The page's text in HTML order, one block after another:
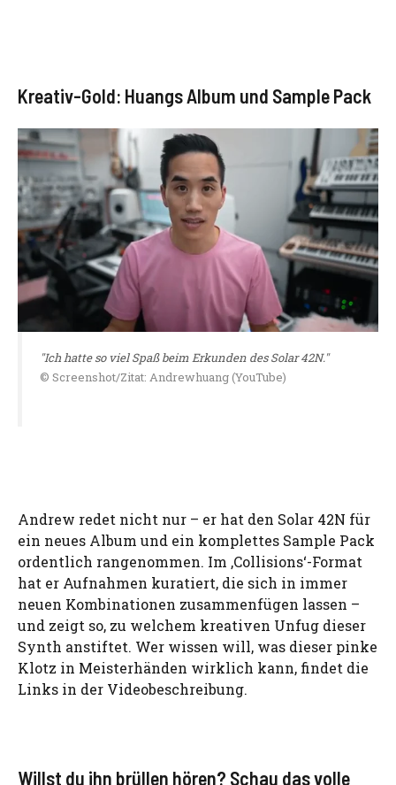
Kreativ-Gold: Huangs Album und Sample Pack
"Ich hatte so viel Spaß beim Erkunden des Solar 42N."
© Screenshot/Zitat: Andrewhuang (YouTube)
Andrew redet nicht nur – er hat den Solar 42N für
ein neues Album und ein komplettes Sample Pack
ordentlich rangenommen. Im ‚Collisions‘-Format
hat er Aufnahmen kuratiert, die sich in immer
neuen Kombinationen zusammenfügen lassen –
und zeigt so, zu welchem kreativen Unfug dieser
Synth anstiftet. Wer wissen will, was dieser pinke
Klotz in Meisterhänden wirklich kann, findet die
Links in der Videobeschreibung.
Willst du ihn brüllen hören? Schau das volle